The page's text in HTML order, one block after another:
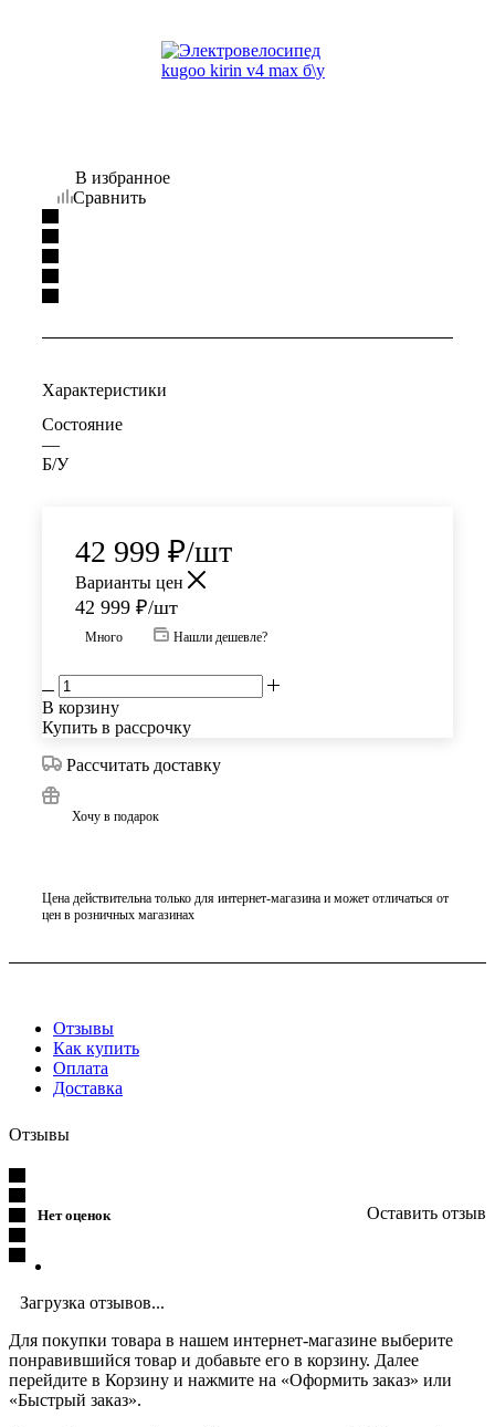
В избранное
Сравнить
Характеристики
Состояние
—
Б/У
42 999 ₽/шт
Варианты цен
42 999 ₽/шт
Много Нашли дешевле?
В корзину
Купить в рассрочку
Рассчитать доставку
Хочу в подарок
Цена действительна только для интернет-магазина и может отличаться от
цен в розничных магазинах
Отзывы
Как купить
Оплата
Доставка
Отзывы
Нет оценок Оставить отзыв
Загрузка отзывов...
Для покупки товара в нашем интернет-магазине выберите
понравившийся товар и добавьте его в корзину. Далее
перейдите в Корзину и нажмите на «Оформить заказ» или
«Быстрый заказ».